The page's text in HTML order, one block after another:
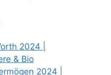
2024 |
& Bio
2024 |